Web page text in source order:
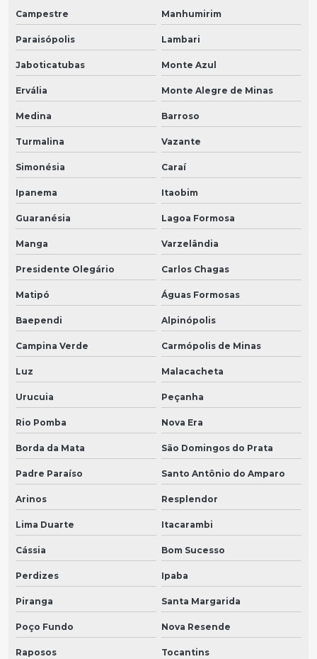
Campestre Manhumirim
Paraisópolis Lambari
Jaboticatubas Monte Azul
Ervália Monte Alegre de Minas
Medina Barroso
Turmalina Vazante
Simonésia Caraí
Ipanema Itaobim
Guaranésia Lagoa Formosa
Manga Varzelândia
Presidente Olegário Carlos Chagas
Matipó Águas Formosas
Baependi Alpinópolis
Campina Verde Carmópolis de Minas
Luz Malacacheta
Urucuia Peçanha
Rio Pomba Nova Era
Borda da Mata São Domingos do Prata
Padre Paraíso Santo Antônio do Amparo
Arinos Resplendor
Lima Duarte Itacarambi
Cássia Bom Sucesso
Perdizes Ipaba
Piranga Santa Margarida
Poço Fundo Nova Resende
Raposos Tocantins